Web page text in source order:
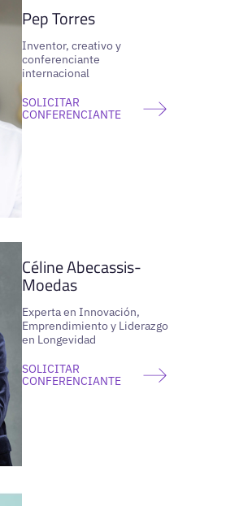
Pep Torres
Inventor, creativo y
conferenciante
internacional
SOLICITAR
CONFERENCIANTE
Céline Abecassis-
Moedas
Experta en Innovación,
Emprendimiento y Liderazgo
en Longevidad
SOLICITAR
CONFERENCIANTE